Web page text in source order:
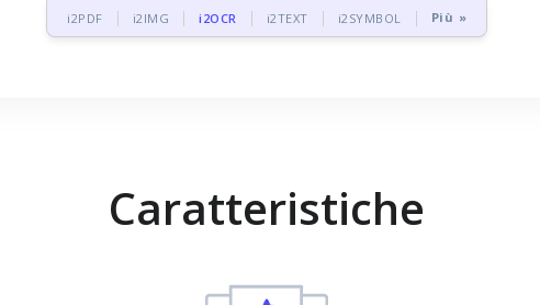
i2PDF i2IMG i2OCR i2TEXT i2SYMBOL Più »
Caratteristiche